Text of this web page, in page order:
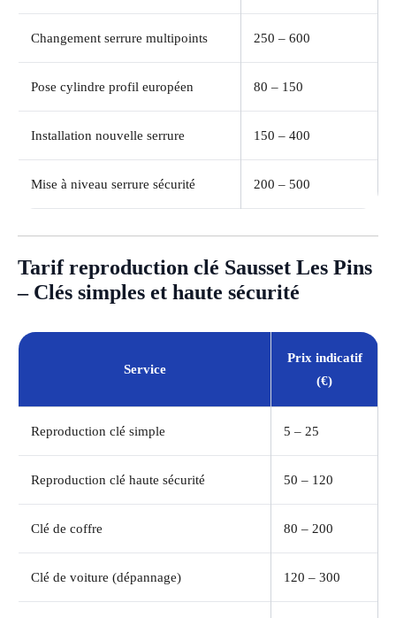
Changement serrure multipoints 250 – 600
Pose cylindre profil européen 80 – 150
Installation nouvelle serrure 150 – 400
Mise à niveau serrure sécurité 200 – 500
Tarif reproduction clé Sausset Les Pins
– Clés simples et haute sécurité
Service
Prix indicatif
(€)
Reproduction clé simple 5 – 25
Reproduction clé haute sécurité 50 – 120
Clé de coffre 80 – 200
Clé de voiture (dépannage) 120 – 300